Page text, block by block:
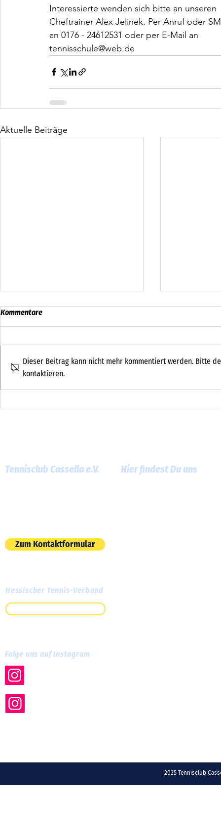
Interessierte wenden sich bitte an unseren
Cheftrainer Alex Jelinek. Per Anruf oder
an 0176 - 24612531 oder per E-Mail an
tennisschule@web.de
Aktuelle Beiträge
Sommer-Tenniscamp beim TC
Kommentare
Dieser Beitrag kann nicht mehr kommentiert werden. Bitte
kontaktieren.
Tennisclub Cassella e.V.
Zum Kontaktformular
Hessischer Tennis-Verband
Folge uns auf Instagram
Hier findest Du uns
2025 Tennisclub